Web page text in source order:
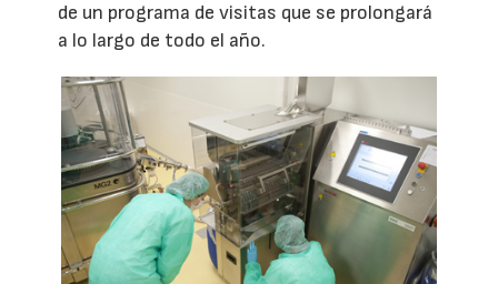
de un programa de visitas que se prolongará
a lo largo de todo el año.